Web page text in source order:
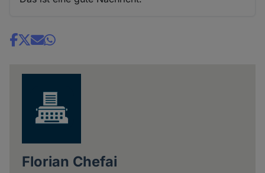
Share
Florian Chefai